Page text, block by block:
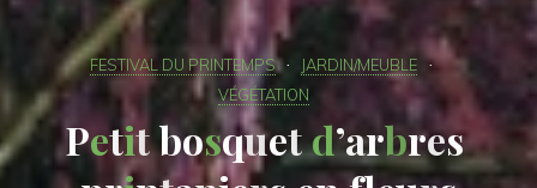
FESTIVAL DU PRINTEMPS
JARDIN/MEUBLE
VÉGÉTATION
P
Pet
titbosquetd’arbres